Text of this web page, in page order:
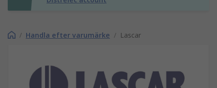
/ Handla efter varumärke / Lascar